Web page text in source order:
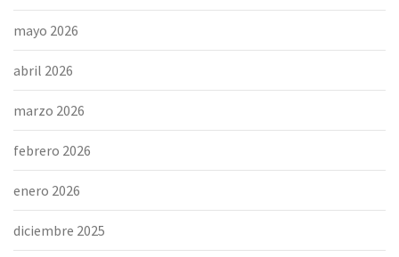
mayo 2026
abril 2026
marzo 2026
febrero 2026
enero 2026
diciembre 2025